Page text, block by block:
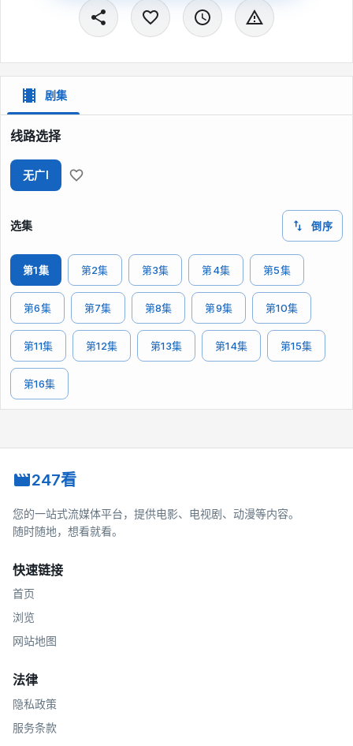
剧集
线路选择
无广I
选集 倒序
第1集 第2集 第3集 第4集 第5集
第6集 第7集 第8集 第9集 第10集
第11集 第12集 第13集 第14集 第15集
第16集
247看
您的一站式流媒体平台，提供电影、电视剧、动漫等内容。
随时随地，想看就看。
快速链接
首页
浏览
网站地图
法律
隐私政策
服务条款